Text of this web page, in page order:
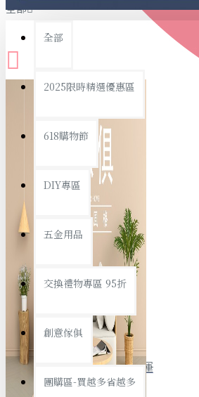
全館限時滿799免運
文具收納
書寫用品
衛浴用品
個人衛浴用品
浴室置物/收納
全部
全部
2025限時精選優惠區
618購物節
DIY專區
五金用品
交換禮物專區 95折
創意傢俱
團購區-買越多省越多